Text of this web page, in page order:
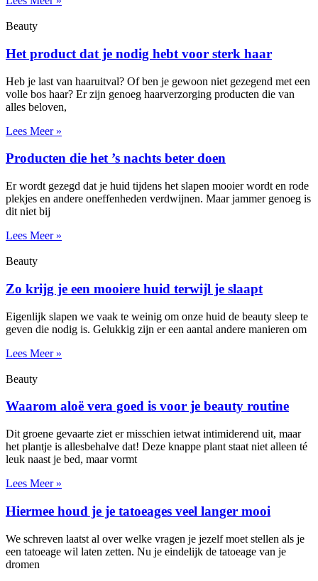
Beauty
Het product dat je nodig hebt voor sterk haar
Heb je last van haaruitval? Of ben je gewoon niet gezegend met een
volle bos haar? Er zijn genoeg haarverzorging producten die van
alles beloven,
Lees Meer »
Producten die het ’s nachts beter doen
Er wordt gezegd dat je huid tijdens het slapen mooier wordt en rode
plekjes en andere oneffenheden verdwijnen. Maar jammer genoeg is
dit niet bij
Lees Meer »
Beauty
Zo krijg je een mooiere huid terwijl je slaapt
Eigenlijk slapen we vaak te weinig om onze huid de beauty sleep te
geven die nodig is. Gelukkig zijn er een aantal andere manieren om
Lees Meer »
Beauty
Waarom aloë vera goed is voor je beauty routine
Dit groene gevaarte ziet er misschien ietwat intimiderend uit, maar
het plantje is allesbehalve dat! Deze knappe plant staat niet alleen té
leuk naast je bed, maar vormt
Lees Meer »
Hiermee houd je je tatoeages veel langer mooi
We schreven laatst al over welke vragen je jezelf moet stellen als je
een tatoeage wil laten zetten. Nu je eindelijk de tatoeage van je
dromen